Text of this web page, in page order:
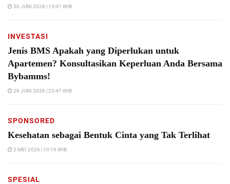
30 JUNI 2026 | 13:01 WIB
INVESTASI
Jenis BMS Apakah yang Diperlukan untuk
Apartemen? Konsultasikan Keperluan Anda Bersama
Bybamms!
26 JUNI 2026 | 23:47 WIB
SPONSORED
Kesehatan sebagai Bentuk Cinta yang Tak Terlihat
2 MEI 2026 | 10:16 WIB
SPESIAL